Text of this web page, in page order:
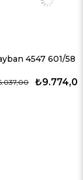
Rayban 4547 601/58 60 Erkek Güneş Gözlükleri
₺9.774,00